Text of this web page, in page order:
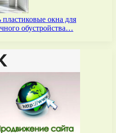
окна для
обустройства…